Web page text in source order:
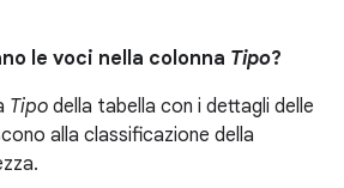
le voci nella colonna Tipo?
Tipo della tabella con i dettagli delle
alla classificazione della